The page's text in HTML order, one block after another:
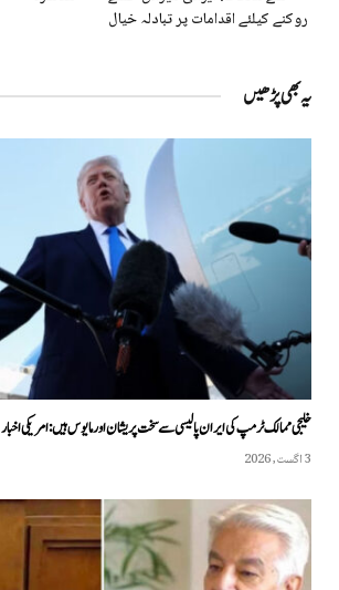
روکنے کیلئے اقدامات پر تبادلہ خیال
یہ بھی پڑھیں
خلیجی ممالک ٹرمپ کی ایران پالیسی سے سخت پریشان اور مایوس ہیں: امریکی اخبار
3 اگست, 2026